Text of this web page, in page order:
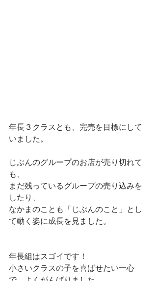
年長３クラスとも、完売を目標にして
いました。
じぶんのグループのお店が売り切れて
も、
まだ残っているグループの売り込みを
したり、
なかまのことも「じぶんのこと」とし
て動く姿に成長を見ました。
年長組はスゴイです！
小さいクラスの子を喜ばせたい一心